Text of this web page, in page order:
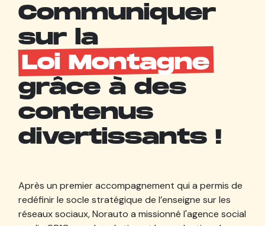
Communiquer
sur la
Loi Montagne
grâce à des
contenus
divertissants !
Après un premier accompagnement qui a permis de
redéfinir le socle stratégique de l’enseigne sur les
réseaux sociaux, Norauto a missionné l'agence social